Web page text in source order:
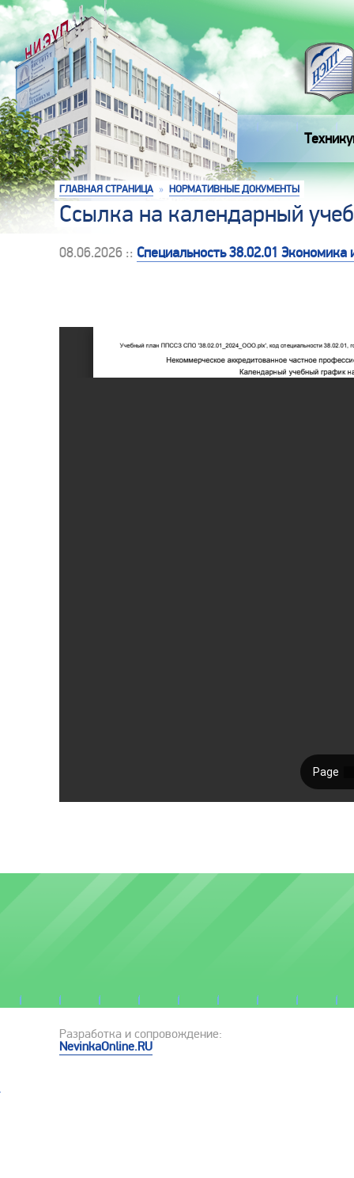
ГЛАВНАЯ СТРАНИЦА » НОРМАТИВНЫЕ ДОКУМЕНТЫ
Ссылка на календарный
08.06.2026 :: Специальность 38.02.01 Экономика
Разработка и сопровождение:
NevinkaOnline.RU